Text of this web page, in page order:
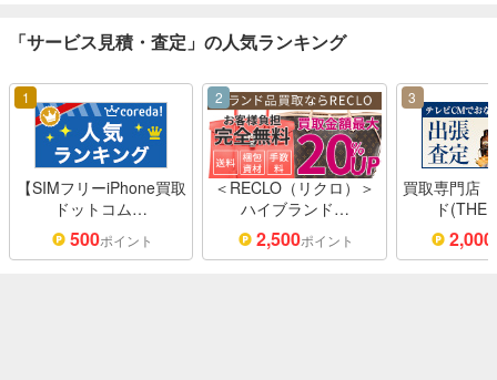
「サービス見積・査定」の人気ランキング
1
【SIMフリーiPhone買取
ドットコム…
500ポイント
2
＜RECLO（リクロ）＞
ハイブランド…
2,500ポイント
3
買取専門店
ド
2,000